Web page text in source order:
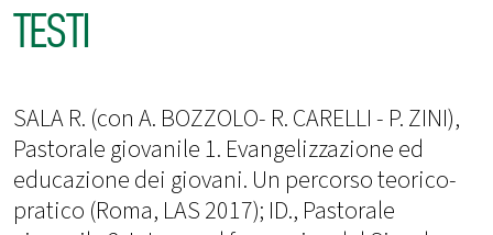
TESTI
SALA R. (con A. BOZZOLO- R. CARELLI - P. ZINI),
Pastorale giovanile 1. Evangelizzazione ed
educazione dei giovani. Un percorso teorico-
pratico (Roma, LAS 2017); ID., Pastorale